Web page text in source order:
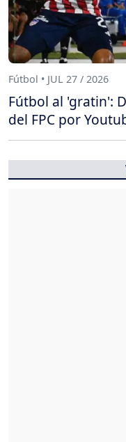
Fútbol • JUL 27 / 2026
Fútbol al 'gratin':
del FPC por